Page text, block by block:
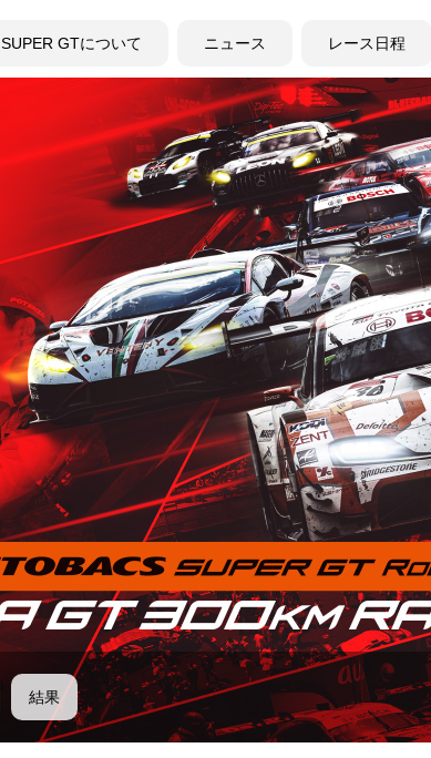
SUPER GTについて ニュース レース日程
結果